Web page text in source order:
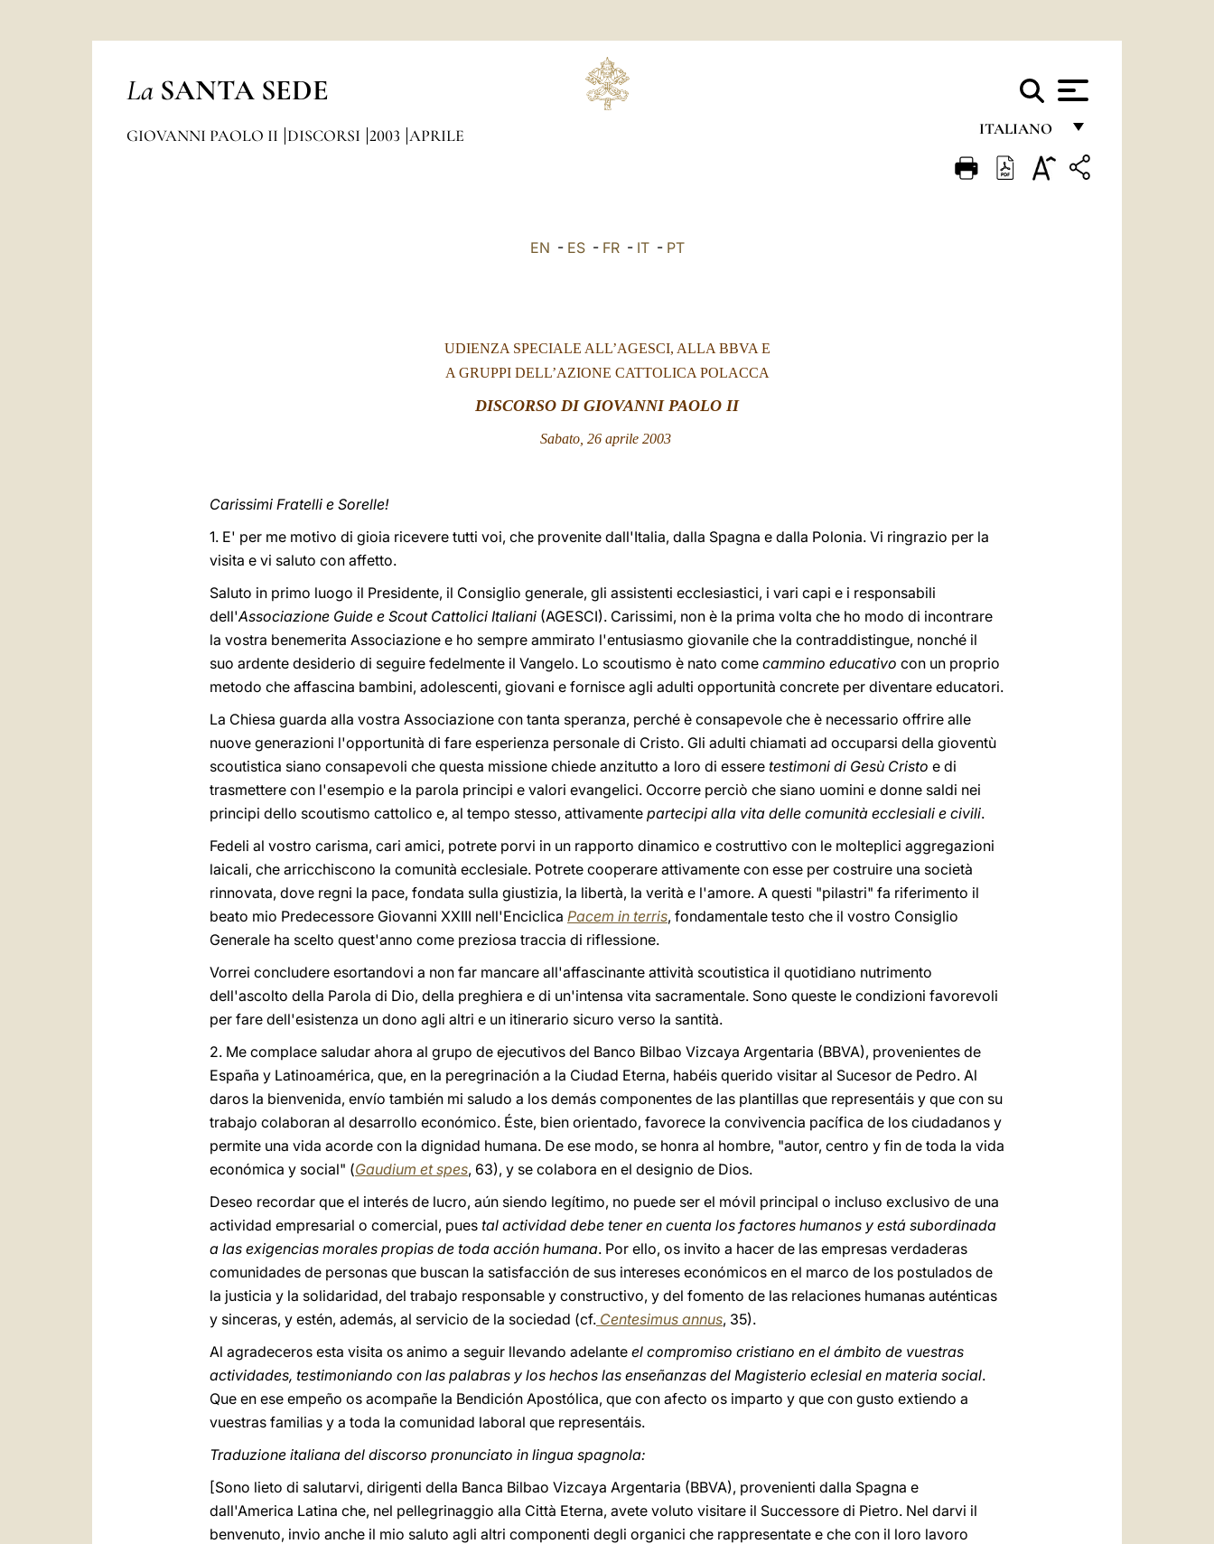
La SANTA SEDE
ITALIANO
FRANÇAIS
GIOVANNI PAOLO II DISCORSI 2003 APRILE
EN - ES- FR- IT- PT
UDIENZA SPECIALE ALL’AGESCI, ALLA BBVA E
A GRUPPI DELL’AZIONE CATTOLICA POLACCA
DISCORSO DI GIOVANNI PAOLO II
Sabato, 26 aprile 2003
Carissimi Fratelli e Sorelle!
1. E' per me motivo di gioia ricevere tutti voi, che provenite dall'Italia, dalla Spagna e dalla Polonia. Vi ringrazio per la
visita e vi saluto con affetto.
Saluto in primo luogo il Presidente, il Consiglio generale, gli assistenti ecclesiastici, i vari capi e i responsabili
dell'Associazione Guide e Scout Cattolici Italiani (AGESCI). Carissimi, non è la prima volta che ho modo di incontrare
la vostra benemerita Associazione e ho sempre ammirato l'entusiasmo giovanile che la contraddistingue, nonché il
suo ardente desiderio di seguire fedelmente il Vangelo. Lo scoutismo è nato come cammino educativo con un proprio
metodo che affascina bambini, adolescenti, giovani e fornisce agli adulti opportunità concrete per diventare educatori.
La Chiesa guarda alla vostra Associazione con tanta speranza, perché è consapevole che è necessario offrire alle
nuove generazioni l'opportunità di fare esperienza personale di Cristo. Gli adulti chiamati ad occuparsi della gioventù
scoutistica siano consapevoli che questa missione chiede anzitutto a loro di essere testimoni di Gesù Cristo e di
trasmettere con l'esempio e la parola principi e valori evangelici. Occorre perciò che siano uomini e donne saldi nei
principi dello scoutismo cattolico e, al tempo stesso, attivamente partecipi alla vita delle comunità ecclesiali e civili.
Fedeli al vostro carisma, cari amici, potrete porvi in un rapporto dinamico e costruttivo con le molteplici aggregazioni
laicali, che arricchiscono la comunità ecclesiale. Potrete cooperare attivamente con esse per costruire una società
rinnovata, dove regni la pace, fondata sulla giustizia, la libertà, la verità e l'amore. A questi "pilastri" fa riferimento il
beato mio Predecessore Giovanni XXIII nell'Enciclica Pacem in terris, fondamentale testo che il vostro Consiglio
Generale ha scelto quest'anno come preziosa traccia di riflessione.
Vorrei concludere esortandovi a non far mancare all'affascinante attività scoutistica il quotidiano nutrimento
dell'ascolto della Parola di Dio, della preghiera e di un'intensa vita sacramentale. Sono queste le condizioni favorevoli
per fare dell'esistenza un dono agli altri e un itinerario sicuro verso la santità.
2. Me complace saludar ahora al grupo de ejecutivos del Banco Bilbao Vizcaya Argentaria (BBVA), provenientes de
España y Latinoamérica, que, en la peregrinación a la Ciudad Eterna, habéis querido visitar al Sucesor de Pedro. Al
daros la bienvenida, envío también mi saludo a los demás componentes de las plantillas que representáis y que con su
trabajo colaboran al desarrollo económico. Éste, bien orientado, favorece la convivencia pacífica de los ciudadanos y
permite una vida acorde con la dignidad humana. De ese modo, se honra al hombre, "autor, centro y fin de toda la vida
económica y social" (Gaudium et spes, 63), y se colabora en el designio de Dios.
Deseo recordar que el interés de lucro, aún siendo legítimo, no puede ser el móvil principal o incluso exclusivo de una
actividad empresarial o comercial, pues tal actividad debe tener en cuenta los factores humanos y está subordinada
a las exigencias morales propias de toda acción humana. Por ello, os invito a hacer de las empresas verdaderas
comunidades de personas que buscan la satisfacción de sus intereses económicos en el marco de los postulados de
la justicia y la solidaridad, del trabajo responsable y constructivo, y del fomento de las relaciones humanas auténticas
y sinceras, y estén, además, al servicio de la sociedad (cf. Centesimus annus, 35).
Al agradeceros esta visita os animo a seguir llevando adelante el compromiso cristiano en el ámbito de vuestras
actividades, testimoniando con las palabras y los hechos las enseñanzas del Magisterio eclesial en materia social.
Que en ese empeño os acompañe la Bendición Apostólica, que con afecto os imparto y que con gusto extiendo a
vuestras familias y a toda la comunidad laboral que representáis.
Traduzione italiana del discorso pronunciato in lingua spagnola:
[Sono lieto di salutarvi, dirigenti della Banca Bilbao Vizcaya Argentaria (BBVA), provenienti dalla Spagna e
dall'America Latina che, nel pellegrinaggio alla Città Eterna, avete voluto visitare il Successore di Pietro. Nel darvi il
benvenuto, invio anche il mio saluto agli altri componenti degli organici che rappresentate e che con il loro lavoro